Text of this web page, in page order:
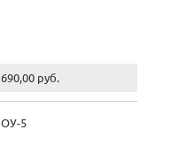
690,00 руб.
ОУ-5